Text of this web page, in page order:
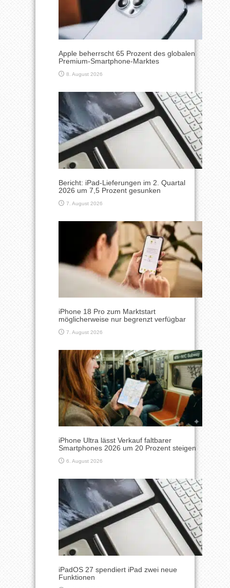
Apple beherrscht 65 Prozent des globalen
Premium-Smartphone-Marktes
8. August 2026
Bericht: iPad-Lieferungen im 2. Quartal
2026 um 7,5 Prozent gesunken
7. August 2026
iPhone 18 Pro zum Marktstart
möglicherweise nur begrenzt verfügbar
7. August 2026
iPhone Ultra lässt Verkauf faltbarer
Smartphones 2026 um 20 Prozent steigen
6. August 2026
iPadOS 27 spendiert iPad zwei neue
Funktionen